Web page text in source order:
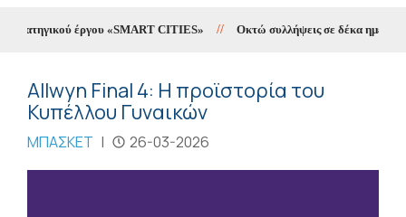
έργου «SMART CITIES» // Οκτώ συλλήψεις σε δέκα ημέρες για
Allwyn Final 4: Η προϊστορία του
Κυπέλλου Γυναικών
ΜΠΑΣΚΕΤ | 26-03-2026